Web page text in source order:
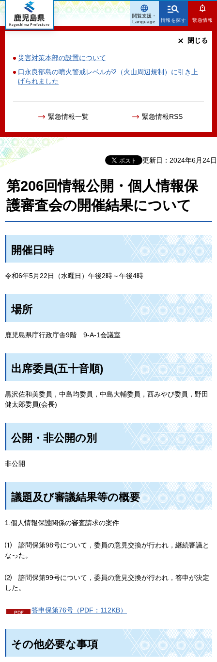
鹿児島県
情報を探す 緊急情報
災害対策本部の設置について
口永良部島の噴火警戒レベルが2（火山周辺規制）に引き上
げられました
緊急情報一覧 緊急情報RSS
閉じる
閲覧支援・
Language
更新日：2024年6月24日
第206回情報公開・個人情報保
護審査会の開催結果について
開催日時
令和6年5月22日（水曜日）午後2時～午後4時
場所
鹿児島県庁行政庁舎9階 9-A-1会議室
出席委員(五十音順)
黒沢佐和美委員，中島均委員，中島大輔委員，西みやび委員，野田
健太郎委員(会長)
公開・非公開の別
非公開
議題及び審議結果等の概要
1.個人情報保護関係の審査請求の案件
⑴
諮問保第98号について，委員の意見交換が行われ，継続審議と
なった。
⑵
諮問保第99号について，委員の意見交換が行われ，答申が決定
した。
答申保第76号（PDF：112KB）
その他必要な事項